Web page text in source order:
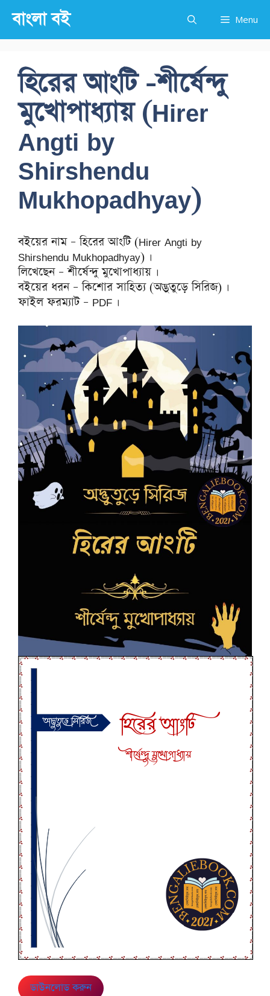
content
বাংলা বই Menu
হিরের আংটি -শীর্ষেন্দু
মুখোপাধ্যায় (Hirer
Angti by
Shirshendu
Mukhopadhyay)
বইয়ের নাম – হিরের আংটি (Hirer Angti by
Shirshendu Mukhopadhyay) ।
লিখেছেন – শীর্ষেন্দু মুখোপাধ্যায় ।
বইয়ের ধরন – কিশোর সাহিত্য (অদ্ভুতুড়ে সিরিজ) ।
ফাইল ফরম্যাট – PDF ।
ডাউনলোড করুন